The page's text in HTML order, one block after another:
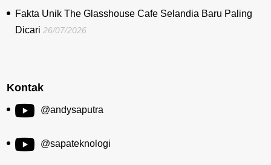
Fakta Unik The Glasshouse Cafe Selandia Baru Paling
Dicari 26/07/2026
Kontak
@andysaputra
@sapateknologi